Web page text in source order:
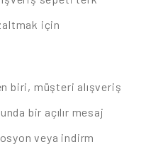
için
biri, müşteri alışveriş
bir açılır mesaj
veya indirm